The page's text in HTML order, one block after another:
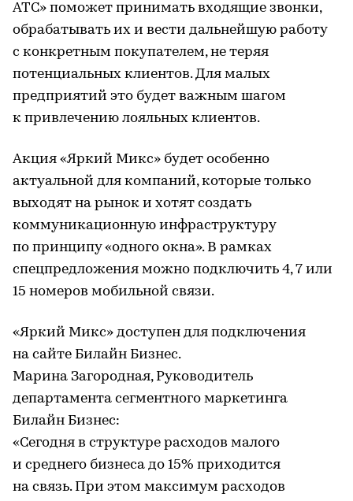
АТС» поможет принимать входящие звонки,
обрабатывать их и вести дальнейшую работу
с конкретным покупателем, не теряя
потенциальных клиентов. Для малых
предприятий это будет важным шагом
к привлечению лояльных клиентов.
Акция «Яркий Микс» будет особенно
актуальной для компаний, которые только
выходят на рынок и хотят создать
коммуникационную инфраструктуру
по принципу «одного окна». В рамках
спецпредложения можно подключить 4, 7 или
15 номеров мобильной связи.
«Яркий Микс» доступен для подключения
на сайте Билайн Бизнес.
Марина Загородная, Руководитель
департамента сегментного маркетинга
Билайн Бизнес:
«Сегодня в структуре расходов малого
и среднего бизнеса до 15% приходится
на связь. При этом максимум расходов